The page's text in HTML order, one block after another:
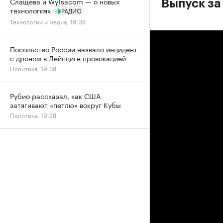
Выпуск
технологиях
РАДИО
Технологии и медиа, 19:38
Посольство России назвало инцидент
с дроном в Лейпциге провокацией
Политика, 19:38
Рубио рассказал, как США
затягивают «петлю» вокруг Кубы
Политика, 19:28